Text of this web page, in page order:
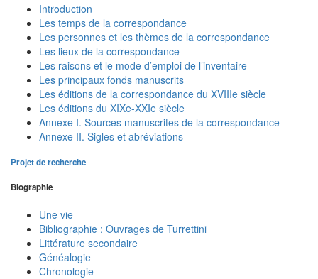
Introduction
Les temps de la correspondance
Les personnes et les thèmes de la correspondance
Les lieux de la correspondance
Les raisons et le mode d’emploi de l’inventaire
Les principaux fonds manuscrits
Les éditions de la correspondance du XVIIIe siècle
Les éditions du XIXe-XXIe siècle
Annexe I. Sources manuscrites de la correspondance
Annexe II. Sigles et abréviations
Projet de recherche
Biographie
Une vie
Bibliographie : Ouvrages de Turrettini
Littérature secondaire
Généalogie
Chronologie